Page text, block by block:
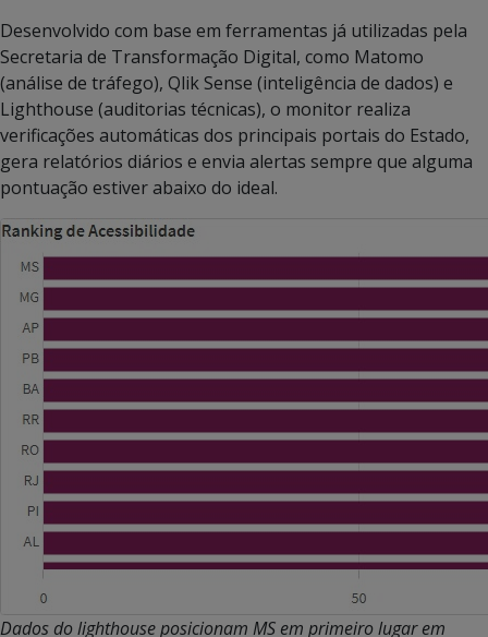
Desenvolvido com base em ferramentas já utilizadas pela
Secretaria de Transformação Digital, como Matomo
(análise de tráfego), Qlik Sense (inteligência de dados) e
Lighthouse (auditorias técnicas), o monitor realiza
verificações automáticas dos principais portais do Estado,
gera relatórios diários e envia alertas sempre que alguma
pontuação estiver abaixo do ideal.
Dados do lighthouse posicionam MS em primeiro lugar em